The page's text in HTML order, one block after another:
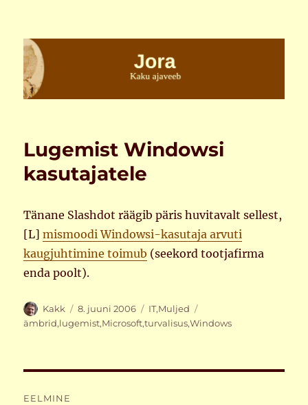
Jora
Lugemist Windowsi
kasutajatele
Tänane Slashdot räägib päris huvitavalt sellest,
[L]mismoodi Windowsi-kasutaja arvuti
kaugjuhtimine toimub (seekord tootjafirma
enda poolt).
Autor
Kakk Postitatud
8. juuni 2006 Rubriigid
IT,Muljed
ämbrid,lugemist,Microsoft,turvalisus,Windows
EELMINE